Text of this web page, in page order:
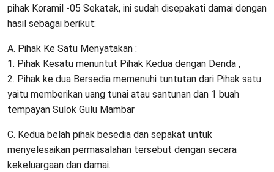
pihak Koramil -05 Sekatak, ini sudah disepakati damai dengan
hasil sebagai berikut:
A. Pihak Ke Satu Menyatakan :
1. Pihak Kesatu menuntut Pihak Kedua dengan Denda ,
2. Pihak ke dua Bersedia memenuhi tuntutan dari Pihak satu
yaitu memberikan uang tunai atau santunan dan 1 buah
tempayan Sulok Gulu Mambar
C. Kedua belah pihak besedia dan sepakat untuk
menyelesaikan permasalahan tersebut dengan secara
kekeluargaan dan damai.